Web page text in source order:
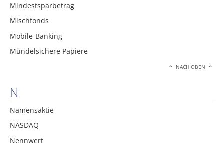
Mindestsparbetrag
Mischfonds
Mobile-Banking
Mündelsichere Papiere
NACH OBEN
N
Namensaktie
NASDAQ
Nennwert